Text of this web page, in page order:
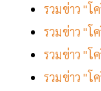
รวมข่าว "
รวมข่าว "
รวมข่าว "
รวมข่าว "